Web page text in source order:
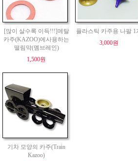
[많이 살수록 이득!!!]메탈
카주(KAZOO)에사용하는
떨림막(멤브레인)
1,500원
플라스틱 카주용 나팔 1
3,000원
기차 모양의 카주(Train
Kazoo)